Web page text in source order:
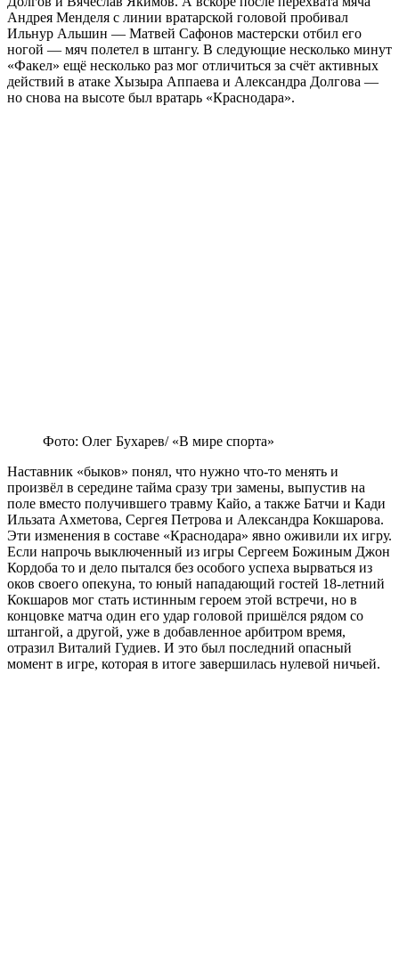
Андрея Менделя с линии вратарской головой пробивал
Ильнур Альшин — Матвей Сафонов мастерски отбил его
ногой — мяч полетел в штангу. В следующие несколько минут
«Факел» ещё несколько раз мог отличиться за счёт активных
действий в атаке Хызыра Аппаева и Александра Долгова —
но снова на высоте был вратарь «Краснодара».
Фото: Олег Бухарев/ «В мире спорта»
Наставник «быков» понял, что нужно что-то менять и
произвёл в середине тайма сразу три замены, выпустив на
поле вместо получившего травму Кайо, а также Батчи и Кади
Ильзата Ахметова, Сергея Петрова и Александра Кокшарова.
Эти изменения в составе «Краснодара» явно оживили их игру.
Если напрочь выключенный из игры Сергеем Божиным Джон
Кордоба то и дело пытался без особого успеха вырваться из
оков своего опекуна, то юный нападающий гостей 18-летний
Кокшаров мог стать истинным героем этой встречи, но в
концовке матча один его удар головой пришёлся рядом со
штангой, а другой, уже в добавленное арбитром время,
отразил Виталий Гудиев. И это был последний опасный
момент в игре, которая в итоге завершилась нулевой ничьей.